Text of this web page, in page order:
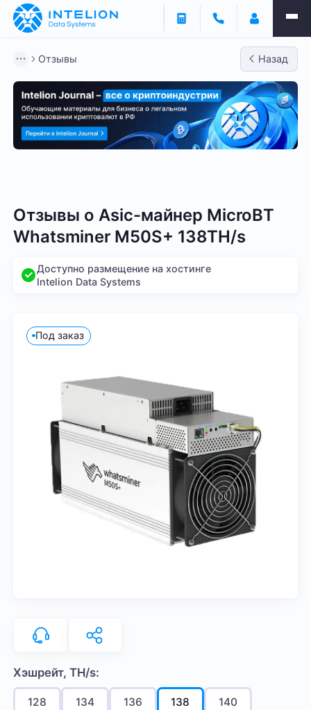
Отзывы Назад
Отзывы о Asic-майнер MicroBT
Whatsminer M50S+ 138TH/s
Доступно размещение на хостинге
Intelion Data Systems
Под заказ
Хэшрейт, TH/s:
128 134 136 138 140